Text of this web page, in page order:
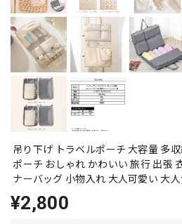
吊り下げ トラベルポーチ 大容量 多
ポーチ おしゃれ かわいい 旅行 出張
ナーバッグ 小物入れ 大人可愛い 大
¥2,800